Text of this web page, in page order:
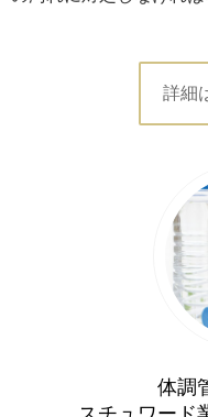
詳細
体調